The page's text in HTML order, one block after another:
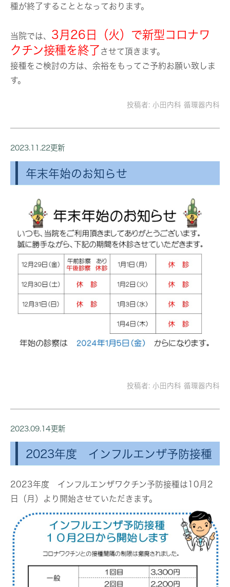
種が終了することとなっております。
当院では、 3月26日（火）で新型コロナワ
クチン接種を終了 させて頂きます。
接種をご検討の方は、余裕をもってご予約お願い致しま
す。
投稿者: 小田内科 循環器内科
2023.11.22更新
年末年始のお知らせ
投稿者: 小田内科 循環器内科
2023.09.14更新
2023年度 インフルエンザ予防接種
2023年度 インフルエンザワクチン予防接種は10月2
日（月）より開始させていただきます。